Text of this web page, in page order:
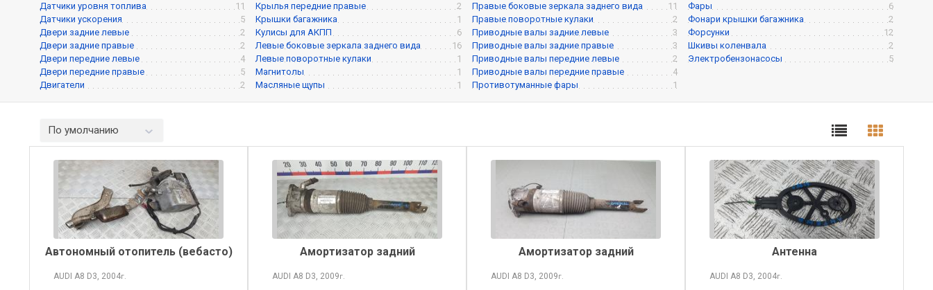
Датчики уровня топлива
11
Датчики ускорения
5
Двери задние левые
2
Двери задние правые
2
Двери передние левые
4
Двери передние правые
5
Двигатели
2
Крылья передние правые
2
Крышки багажника
1
Кулисы для АКПП
6
Левые боковые зеркала заднего вида
16
Левые поворотные кулаки
1
Магнитолы
1
Масляные щупы
1
Правые боковые зеркала заднего вида
11
Правые поворотные кулаки
2
Приводные валы задние левые
3
Приводные валы задние правые
3
Приводные валы передние левые
2
Приводные валы передние правые
4
Противотуманные фары
1
Фары
6
Фонари крышки багажника
2
Форсунки
12
Шкивы коленвала
2
Электробензонасосы
5
По умолчанию
Автономный отопитель (вебасто)
AUDI A8 D3, 2004г.
Амортизатор задний
AUDI A8 D3, 2009г.
Амортизатор задний
AUDI A8 D3, 2009г.
Антенна
AUDI A8 D3, 2004г.